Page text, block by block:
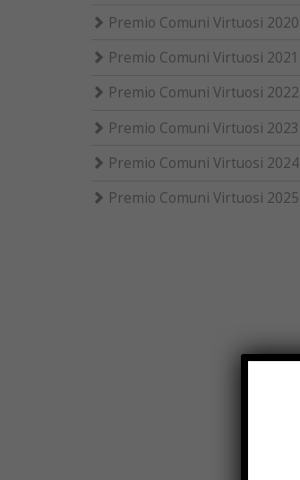
Premio Comuni Virtuosi 2020
Premio Comuni Virtuosi 2021
Premio Comuni Virtuosi 2022
Premio Comuni Virtuosi 2023
Premio Comuni Virtuosi 2024
Premio Comuni Virtuosi 2025